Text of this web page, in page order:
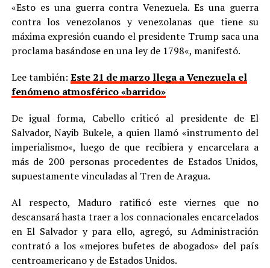
«Esto es una guerra contra Venezuela. Es una guerra
contra los venezolanos y venezolanas que tiene su
máxima expresión cuando el presidente Trump saca una
proclama basándose en una ley de 1798«, manifestó.
Lee también: Este 21 de marzo llega a Venezuela el
fenómeno atmosférico «barrido»
De igual forma, Cabello criticó al presidente de El
Salvador, Nayib Bukele, a quien llamó «instrumento del
imperialismo«, luego de que recibiera y encarcelara a
más de 200 personas procedentes de Estados Unidos,
supuestamente vinculadas al Tren de Aragua.
Al respecto, Maduro ratificó este viernes que no
descansará hasta traer a los connacionales encarcelados
en El Salvador y para ello, agregó, su Administración
contrató a los «mejores bufetes de abogados» del país
centroamericano y de Estados Unidos.